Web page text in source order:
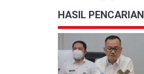
HASIL PENCARIAN